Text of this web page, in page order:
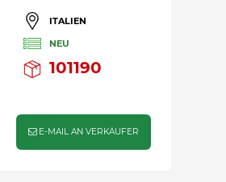
ITALIEN
NEU
101190
E-MAIL AN VERKÄUFER